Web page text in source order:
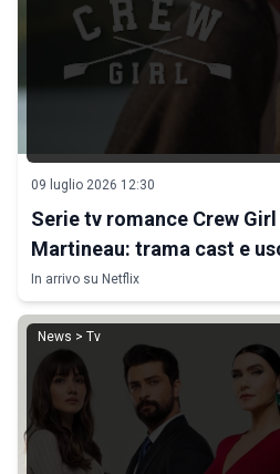
09 luglio 2026 12:30
Serie tv romance Crew
Martineau: trama cast e
In arrivo su Netflix
News > Tv